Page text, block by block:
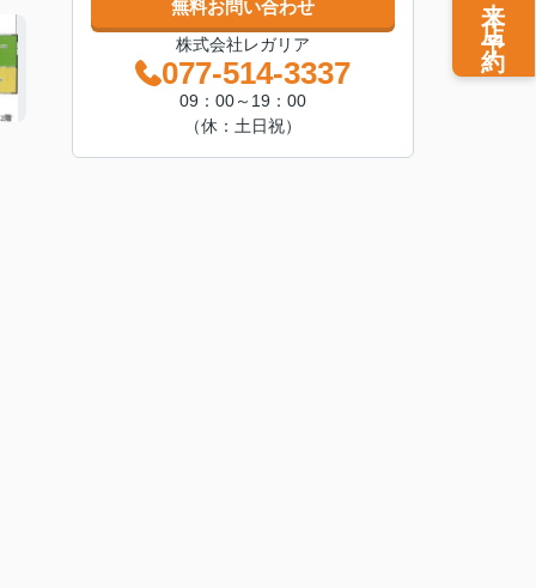
無料お問い合わせ
株式会社レガリア
077-514-3337
09：00～19：00
（休：土日祝）
来店予約